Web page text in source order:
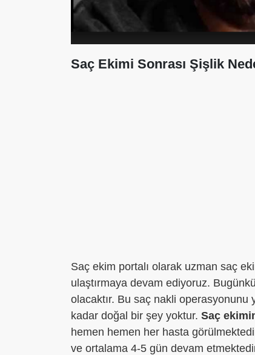
Saç Ekimi Sonrası Şişlik
Saç ekim portalı olarak uzman saç
ulaştırmaya devam ediyoruz.
olacaktır. Bu saç nakli operasyonunu
kadar doğal bir şey yoktur. Saç
hemen hemen her hasta
ve ortalama 4-5 gün devam